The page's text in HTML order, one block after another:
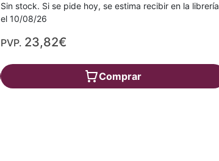
Sin stock. Si se pide hoy, se estima recibir en la librería
el 10/08/26
PVP. 23,82€
Comprar